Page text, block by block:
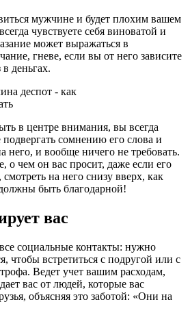
мужчине и будет плохим вашем
чувствуете себя виноватой и
может выражаться в
гневе, если вы от него зависите
деньгах.
в центре внимания, вы всегда
сомнению его слова и
него, и вообще ничего не требовать.
о чем он вас просит, даже если его
на него снизу вверх, как
быть благодарной!
вас
социальные контакты: нужно
чтобы встретиться с подругой или с
Ведет учет вашим расходам,
вас от людей, которые вас
объясняя это заботой: «Они на